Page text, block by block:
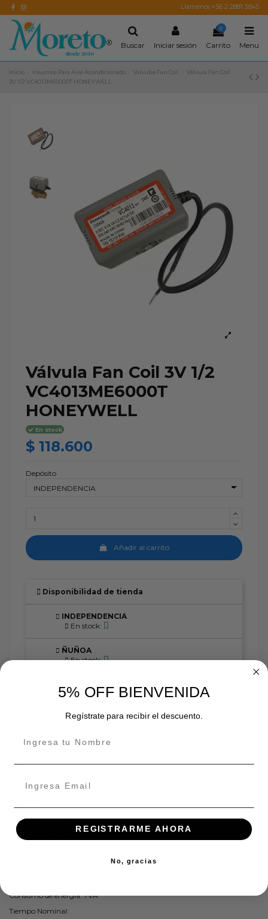
Llamenos +56 2 2881 3845
Buscar Iniciar sesión
0
Carrito Menu
Inicio Insumos Para Aire Acondicionado Valvulas Fan Coil
Válvula Fan Coil
3V 1/2 VC4013ME6000T HONEYWELL
Válvula Fan Coil 3V 1/2
VC4013ME6000T
HONEYWELL
En stock
$ 118.600
Depósito
Añadir al carrito
Disponibilidad de tienda
INDEPENDENCIA
En stock:
ÑUÑOA
En stock:
HONEYWELL
Voltajes de funcionamiento: 220Vac 10%, 110Vac 10%
24Vac 10% 50 / 60Hz
Temperatura de trabajo: 0 50 ° C
Consumo de energía: 7VA
Tiempo Nominal:
5% OFF BIENVENIDA
Regístrate para recibir el descuento.
REGISTRARME AHORA
No, gracias